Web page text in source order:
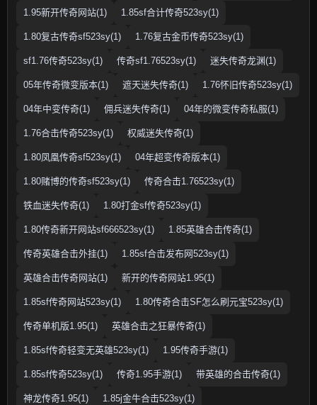
1.95新开传奇网站(1) 1.85sf合计传奇523sy(1)
1.80复古传奇sf523sy(1) 1.76复古金币传奇523sy(1)
sf1.76传奇523sy(1) 传奇sf1.76523sy(1) 迷失传奇龙渊(1)
05年传奇微变版本(1) 遮天迷失传奇(1) 1.76怀旧传奇523sy(1)
04年中变传奇(1) 佣兵迷失传奇(1) 04年的微变传奇私服(1)
1.76合击传奇523sy(1) 权威迷失传奇(1)
1.80凤凰传奇sf523sy(1) 04年超变传奇版本(1)
1.80赌博的传奇sf523sy(1) 传奇合击1.76523sy(1)
铁血迷失传奇(1) 1.80打金sf传奇523sy(1)
1.80传奇新开网站sf666523sy(1) 1.85英雄合击传奇(1)
传奇英雄合击外挂(1) 1.85sf合击发布网523sy(1)
英雄合击传奇网站(1) 新开的传奇网站1.95(1)
1.85sf传奇网站523sy(1) 1.80传奇合击SF怎么刷元宝523sy(1)
传奇单机版1.95(1) 英雄合击之狂暴传奇(1)
1.85sf传奇轻变无英雄523sy(1) 1.95传奇手游(1)
1.85sf传奇523sy(1) 传奇1.95手游(1) 带英雄的合击传奇(1)
神龙传奇1.95(1) 1.85j金牛合击523sy(1)